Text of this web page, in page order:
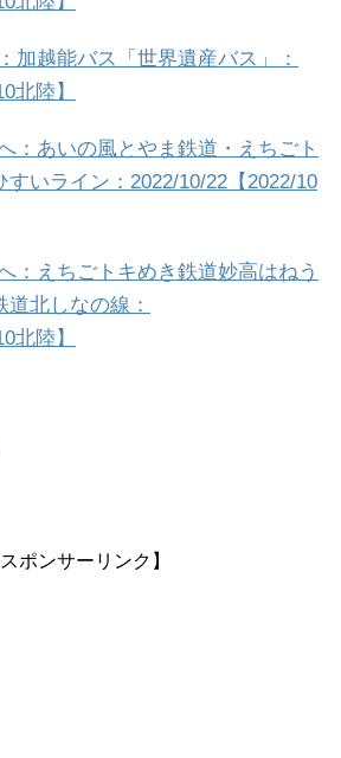
加越能バス「世界遺産バス」：
北陸】
：あいの風とやま鉄道・えちごト
すいライン：2022/10/22【2022/10
：えちごトキめき鉄道妙高はねう
北しなの線：
北陸】
スポンサーリンク】